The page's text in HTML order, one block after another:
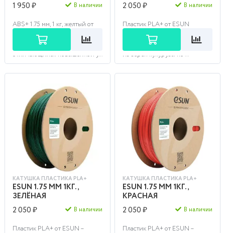
1 950 ₽
В наличии
ABS+ 1.75 мм, 1 кг, желтый от
фирмы Esun — это более
плотный модифицированный
пластик типа ABS,
отличающийся повышенной у...
2 050 ₽
В наличии
Пластик PLA+ от ESUN
голубой – биоразлагаемый,
органический материал для
3D печати, изготавливаемый
из зерен кукурузы по ...
КАТУШКА ПЛАСТИКА PLA+
ESUN 1.75 ММ 1КГ.,
ЗЕЛЁНАЯ
2 050 ₽
В наличии
Пластик PLA+ от ESUN –
КАТУШКА ПЛАСТИКА PLA+
ESUN 1.75 ММ 1КГ.,
КРАСНАЯ
2 050 ₽
В наличии
Пластик PLA+ от ESUN –